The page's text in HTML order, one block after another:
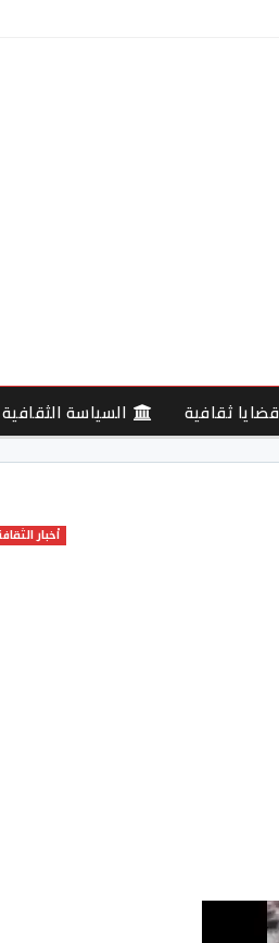
قضايا ثقافية السياسة الثقافية
أخبار